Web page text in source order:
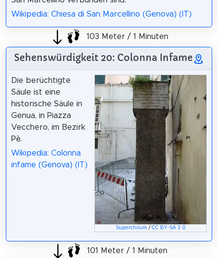
Wikipedia: Chiesa di San Marcellino (Genova) (IT)
103 Meter / 1 Minuten
Sehenswürdigkeit 20: Colonna Infame
Superchilum / CC BY-SA 3.0
Die berüchtigte
Säule ist eine
historische Säule in
Genua, in Piazza
Vecchero, im Bezirk
Pè.
Wikipedia: Colonna
infame (Genova) (IT)
101 Meter / 1 Minuten